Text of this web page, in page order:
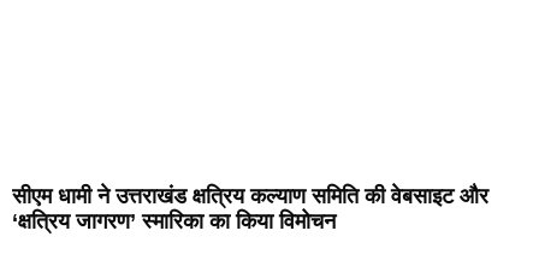
सीएम धामी ने उत्तराखंड क्षत्रिय कल्याण समिति की वेबसाइट और
‘क्षत्रिय जागरण’ स्मारिका का किया विमोचन